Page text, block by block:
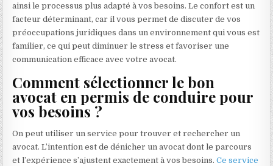
ainsi le processus plus adapté à vos besoins. Le confort est un
facteur déterminant, car il vous permet de discuter de vos
préoccupations juridiques dans un environnement qui vous est
familier, ce qui peut diminuer le stress et favoriser une
communication efficace avec votre avocat.
Comment sélectionner le bon
avocat en permis de conduire pour
vos besoins ?
On peut utiliser un service pour trouver et rechercher un
avocat. L’intention est de dénicher un avocat dont le parcours
et l’expérience s’ajustent exactement à vos besoins.Ce service